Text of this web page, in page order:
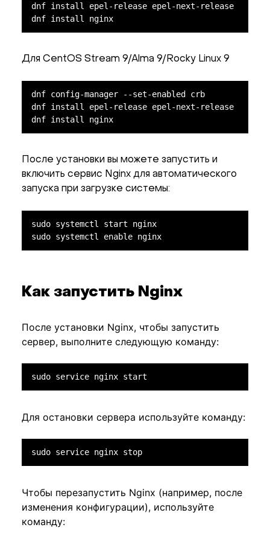
dnf install epel-release epel-next-release
dnf install nginx
Для CentOS Stream 9/Alma 9/Rocky Linux 9
dnf config-manager --set-enabled crb
dnf install epel-release epel-next-release
dnf install nginx
После установки вы можете запустить и
включить сервис Nginx для автоматического
запуска при загрузке системы:
sudo systemctl start nginx
sudo systemctl enable nginx
Как запустить Nginx
После установки Nginx, чтобы запустить
сервер, выполните следующую команду:
sudo service nginx start
Для остановки сервера используйте команду:
sudo service nginx stop
Чтобы перезапустить Nginx (например, после
изменения конфигурации), используйте
команду: